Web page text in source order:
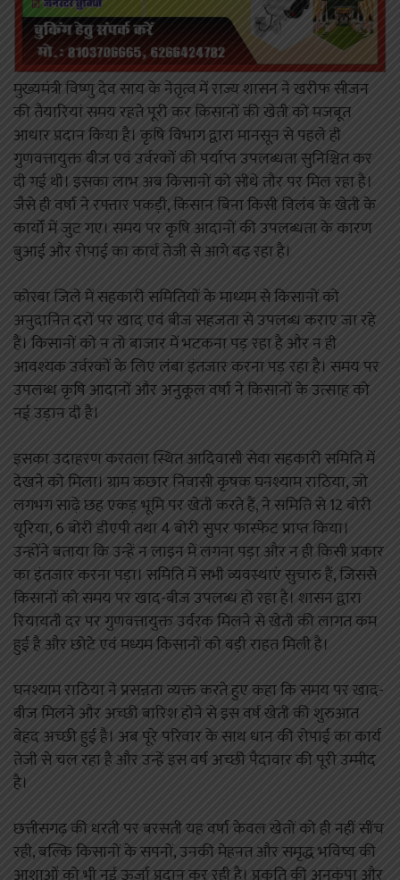
मुख्यमंत्री विष्णु देव साय के नेतृत्व में राज्य शासन ने खरीफ सीजन
की तैयारियां समय रहते पूरी कर किसानों की खेती को मजबूत
आधार प्रदान किया है। कृषि विभाग द्वारा मानसून से पहले ही
गुणवत्तायुक्त बीज एवं उर्वरकों की पर्याप्त उपलब्धता सुनिश्चित कर
दी गई थी। इसका लाभ अब किसानों को सीधे तौर पर मिल रहा है।
जैसे ही वर्षा ने रफ्तार पकड़ी, किसान बिना किसी विलंब के खेती के
कार्यों में जुट गए। समय पर कृषि आदानों की उपलब्धता के कारण
बुआई और रोपाई का कार्य तेजी से आगे बढ़ रहा है।
कोरबा जिले में सहकारी समितियों के माध्यम से किसानों को
अनुदानित दरों पर खाद एवं बीज सहजता से उपलब्ध कराए जा रहे
हैं। किसानों को न तो बाजार में भटकना पड़ रहा है और न ही
आवश्यक उर्वरकों के लिए लंबा इंतजार करना पड़ रहा है। समय पर
उपलब्ध कृषि आदानों और अनुकूल वर्षा ने किसानों के उत्साह को
नई उड़ान दी है।
इसका उदाहरण करतला स्थित आदिवासी सेवा सहकारी समिति में
देखने को मिला। ग्राम कछार निवासी कृषक घनश्याम राठिया, जो
लगभग साढ़े छह एकड़ भूमि पर खेती करते हैं, ने समिति से 12 बोरी
यूरिया, 6 बोरी डीएपी तथा 4 बोरी सुपर फास्फेट प्राप्त किया।
उन्होंने बताया कि उन्हें न लाइन में लगना पड़ा और न ही किसी प्रकार
का इंतजार करना पड़ा। समिति में सभी व्यवस्थाएं सुचारु हैं, जिससे
किसानों को समय पर खाद-बीज उपलब्ध हो रहा है। शासन द्वारा
रियायती दर पर गुणवत्तायुक्त उर्वरक मिलने से खेती की लागत कम
हुई है और छोटे एवं मध्यम किसानों को बड़ी राहत मिली है।
घनश्याम राठिया ने प्रसन्नता व्यक्त करते हुए कहा कि समय पर खाद-
बीज मिलने और अच्छी बारिश होने से इस वर्ष खेती की शुरुआत
बेहद अच्छी हुई है। अब पूरे परिवार के साथ धान की रोपाई का कार्य
तेजी से चल रहा है और उन्हें इस वर्ष अच्छी पैदावार की पूरी उम्मीद
है।
छत्तीसगढ़ की धरती पर बरसती यह वर्षा केवल खेतों को ही नहीं सींच
रही, बल्कि किसानों के सपनों, उनकी मेहनत और समृद्ध भविष्य की